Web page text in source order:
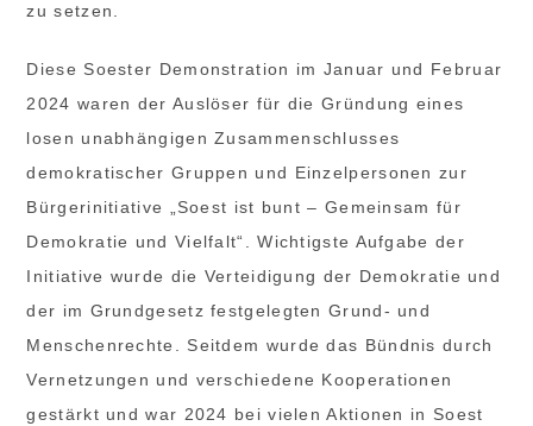
zu setzen.
Diese Soester Demonstration im Januar und Februar
2024 waren der Auslöser für die Gründung eines
losen unabhängigen Zusammenschlusses
demokratischer Gruppen und Einzelpersonen zur
Bürgerinitiative „Soest ist bunt – Gemeinsam für
Demokratie und Vielfalt“. Wichtigste Aufgabe der
Initiative wurde die Verteidigung der Demokratie und
der im Grundgesetz festgelegten Grund- und
Menschenrechte. Seitdem wurde das Bündnis durch
Vernetzungen und verschiedene Kooperationen
gestärkt und war 2024 bei vielen Aktionen in Soest